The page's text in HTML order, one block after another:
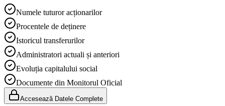
Numele tuturor acționarilor
Procentele de deținere
Istoricul transferurilor
Administratori actuali și anteriori
Evoluția capitalului social
Documente din Monitorul Oficial
Accesează Datele Complete